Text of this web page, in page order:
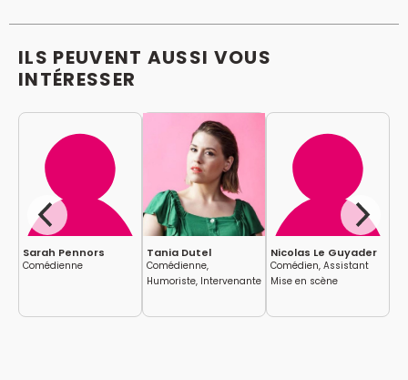
ILS PEUVENT AUSSI VOUS
INTÉRESSER
Sarah Pennors
Comédienne
Tania Dutel
Comédienne,
Humoriste, Intervenante
Nicolas Le Guyader
Comédien, Assistant
Mise en scène